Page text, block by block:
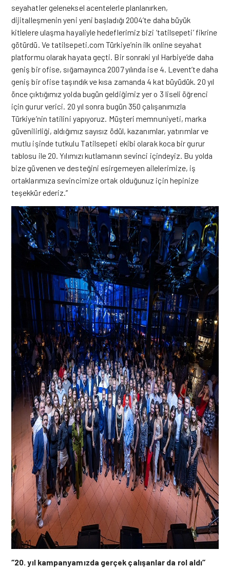
seyahatler geleneksel acentelerle planlanırken,
dijitalleşmenin yeni yeni başladığı 2004’te daha büyük
kitlelere ulaşma hayaliyle hedeflerimiz bizi ‘tatilsepeti’ fikrine
götürdü. Ve tatilsepeti.com Türkiye’nin ilk online seyahat
platformu olarak hayata geçti. Bir sonraki yıl Harbiye’de daha
geniş bir ofise, sığamayınca 2007 yılında ise 4. Levent’te daha
geniş bir ofise taşındık ve kısa zamanda 4 kat büyüdük. 20 yıl
önce çıktığımız yolda bugün geldiğimiz yer o 3 liseli öğrenci
için gurur verici. 20 yıl sonra bugün 350 çalışanımızla
Türkiye’nin tatilini yapıyoruz. Müşteri memnuniyeti, marka
güvenilirliği, aldığımız sayısız ödül, kazanımlar, yatırımlar ve
mutlu işinde tutkulu Tatilsepeti ekibi olarak koca bir gurur
tablosu ile 20. Yılımızı kutlamanın sevinci içindeyiz. Bu yolda
bize güvenen ve desteğini esirgemeyen ailelerimize, iş
ortaklarımıza sevincimize ortak olduğunuz için hepinize
teşekkür ederiz.’’
‘’20. yıl kampanyamızda gerçek çalışanlar da rol aldı’’